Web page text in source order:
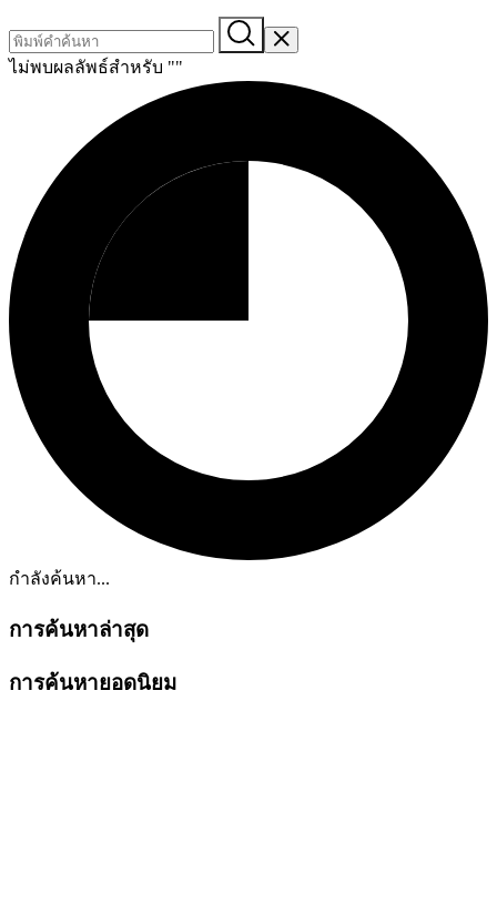
ไม่พบผลลัพธ์สำหรับ ""
กำลังค้นหา...
การค้นหาล่าสุด
การค้นหายอดนิยม